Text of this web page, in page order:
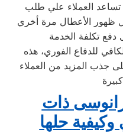
تساعد العملاء علي طلب
ظهور الأعطال مرة أخري
للدفاع الفوري، هذه
جذب المزيد من العملاء
ذات
وكيفية حلها